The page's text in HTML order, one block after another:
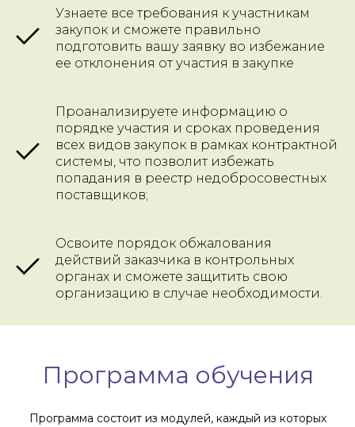
Узнаете все требования к участникам
закупок и сможете правильно
подготовить вашу заявку во избежание
ее отклонения от участия в закупке
Проанализируете информацию о
порядке участия и сроках проведения
всех видов закупок в рамках контрактной
системы, что позволит избежать
попадания в реестр недобросовестных
поставщиков;
Освоите порядок обжалования
действий заказчика в контрольных
органах и сможете защитить свою
организацию в случае необходимости.
Программа обучения
Программа состоит из модулей, каждый из которых